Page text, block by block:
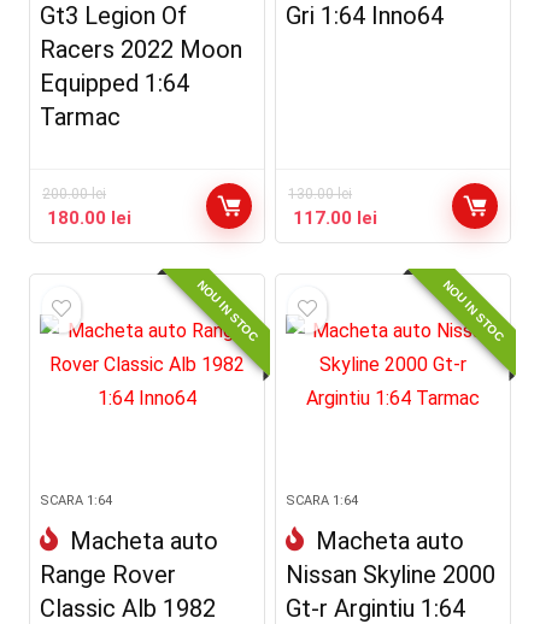
Gt3 Legion Of
Racers 2022 Moon
Equipped 1:64
Tarmac
200.00lei
180.00 lei
Gri 1:64 Inno64
130.00lei
117.00 lei
NOU IN STOC
SCARA 1:64
Macheta auto
Range Rover
Classic Alb 1982
NOU IN STOC
SCARA 1:64
Macheta auto
Nissan Skyline 2000
Gt-r Argintiu 1:64